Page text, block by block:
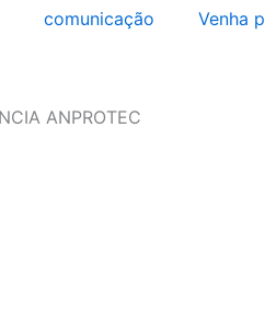
comunicação Venha